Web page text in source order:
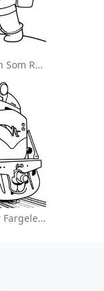
Modig Brannmann Som Redder En Katt Fargeleggingsside
Fargerik Togmotor Fargeleggingsside